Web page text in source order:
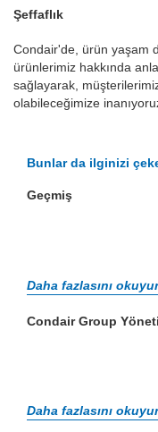
Şeffaflık
Condair'de, ürün yaşam
ürünlerimiz hakkında
sağlayarak,
olabileceğimize
Bunlar da ilginizi
Geçmiş
Daha fazlasını
Condair Group
Daha fazlasını